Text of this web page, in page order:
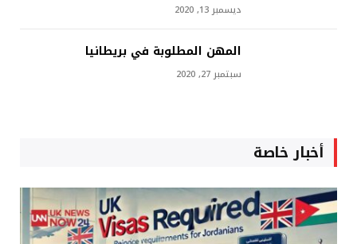
ديسمبر 13, 2020
المهن المطلوبة في بريطانيا
سبتمبر 27, 2020
أخبار خاصة